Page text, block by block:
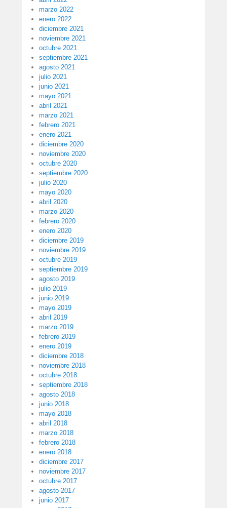
marzo 2022
enero 2022
diciembre 2021
noviembre 2021
octubre 2021
septiembre 2021
agosto 2021
julio 2021
junio 2021
mayo 2021
abril 2021
marzo 2021
febrero 2021
enero 2021
diciembre 2020
noviembre 2020
octubre 2020
septiembre 2020
julio 2020
mayo 2020
abril 2020
marzo 2020
febrero 2020
enero 2020
diciembre 2019
noviembre 2019
octubre 2019
septiembre 2019
agosto 2019
julio 2019
junio 2019
mayo 2019
abril 2019
marzo 2019
febrero 2019
enero 2019
diciembre 2018
noviembre 2018
octubre 2018
septiembre 2018
agosto 2018
junio 2018
mayo 2018
abril 2018
marzo 2018
febrero 2018
enero 2018
diciembre 2017
noviembre 2017
octubre 2017
agosto 2017
junio 2017